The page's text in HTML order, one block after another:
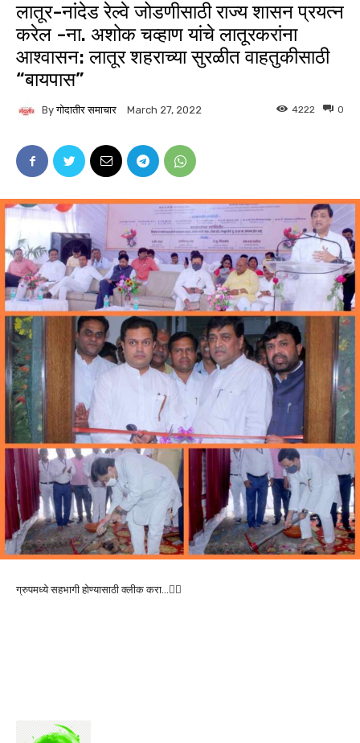
लातूर-नांदेड रेल्वे जोडणीसाठी राज्य शासन प्रयत्न
करेल -ना. अशोक चव्हाण यांचे लातूरकरांना
आश्वासन: लातूर शहराच्या सुरळीत वाहतुकीसाठी
“बायपास”
By गोदातीर समाचार March 27, 2022 0
4222
ग्रुपमध्ये सहभागी होण्यासाठी क्लीक करा…👆🏻